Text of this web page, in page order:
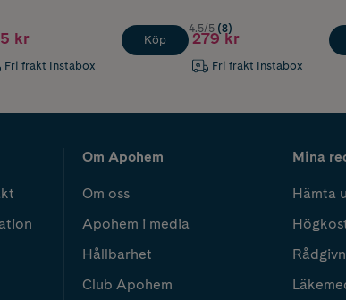
kr
Fri frakt Instabox
Köp
4.5/5 (8)
279 kr
Fri frakt Instabox
Om Apohem
Om oss
Apohem i media
Hållbarhet
Club Apohem
Mina
Hämta